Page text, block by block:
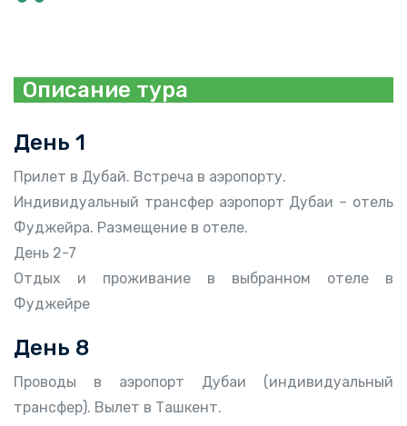
Описание тура
День 1
Прилет в Дубай. Встреча в аэропорту.
Индивидуальный трансфер аэропорт Дубаи – отель
Фуджейра. Размещение в отеле.
День 2-7
Отдых и проживание в выбранном отеле в
Фуджейре
День 8
Проводы в аэропорт Дубаи (индивидуальный
трансфер). Вылет в Ташкент.